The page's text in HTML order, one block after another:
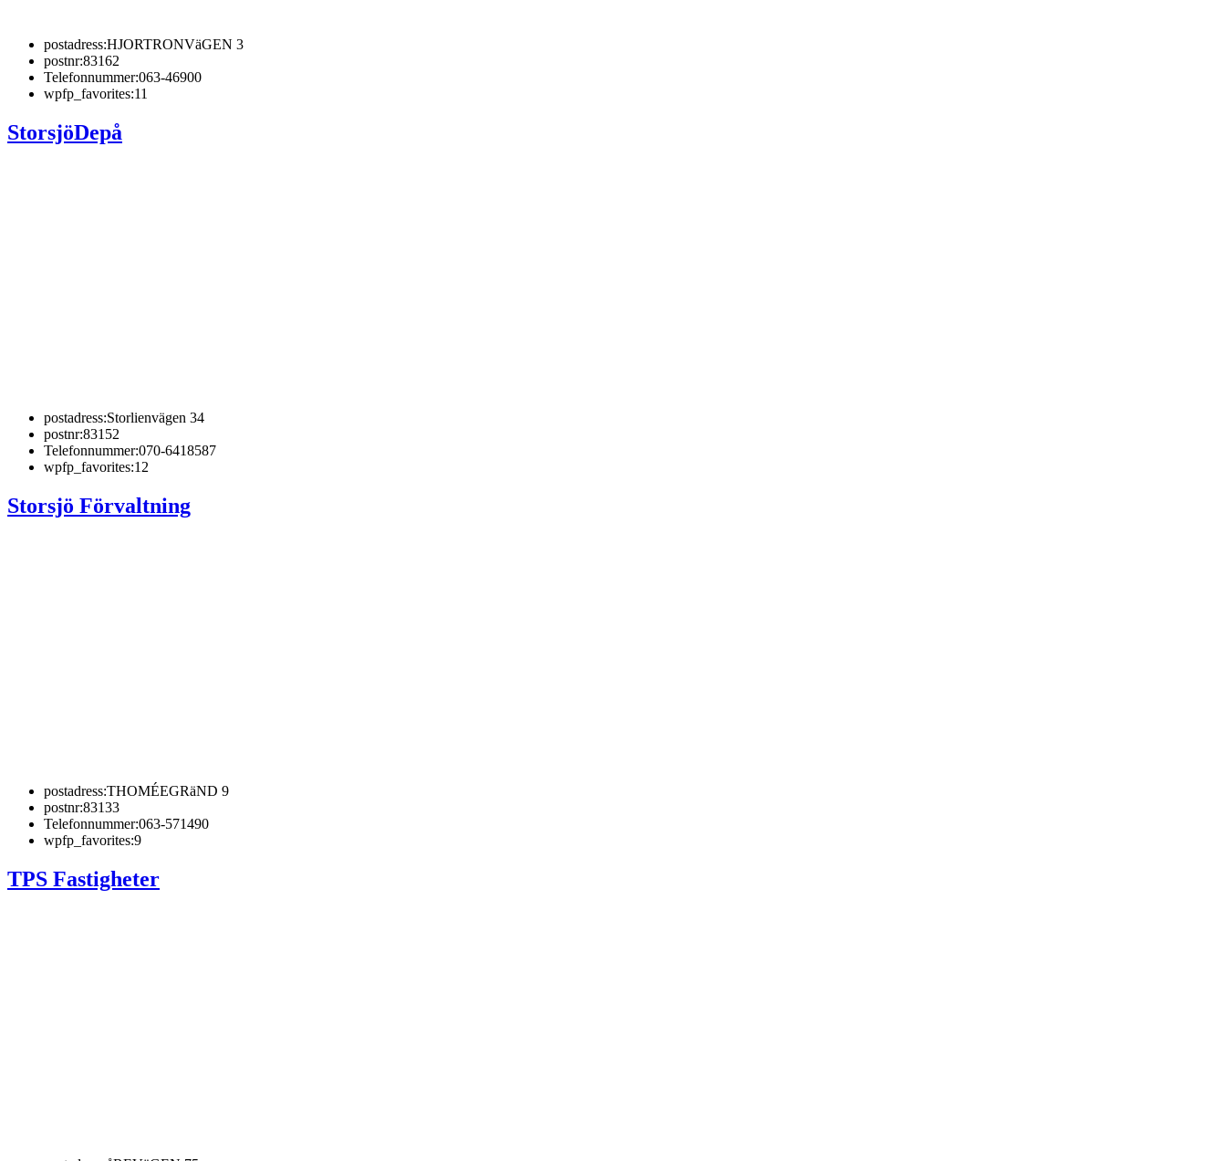
postadress:HJORTRONVäGEN 3
postnr:83162
Telefonnummer:063-46900
wpfp_favorites:11
StorsjöDepå
postadress:Storlienvägen 34
postnr:83152
Telefonnummer:070-6418587
wpfp_favorites:12
Storsjö Förvaltning
postadress:THOMÉEGRäND 9
postnr:83133
Telefonnummer:063-571490
wpfp_favorites:9
TPS Fastigheter